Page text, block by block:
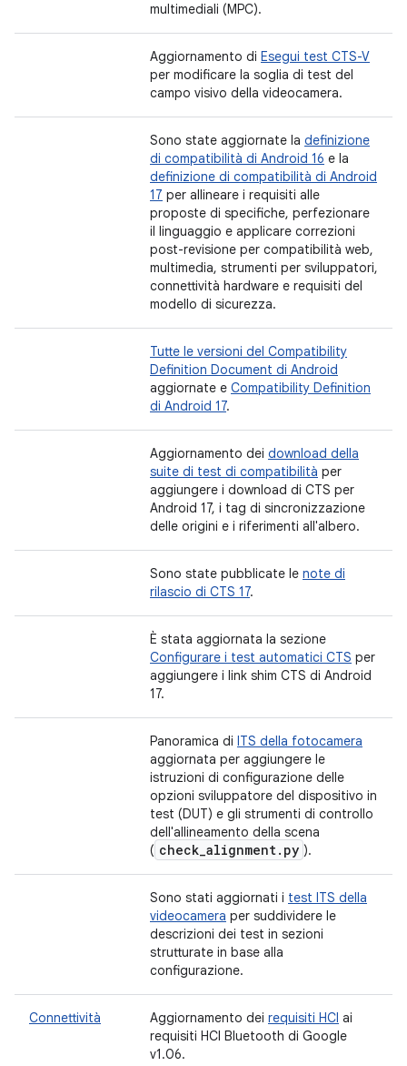
multimediali (MPC).
Aggiornamento di Esegui test CTS-V
per modificare la soglia di test del
campo visivo della videocamera.
Sono state aggiornate la definizione
di compatibilità di Android 16 e la
definizione di compatibilità di Android
17 per allineare i requisiti alle
proposte di specifiche, perfezionare
il linguaggio e applicare correzioni
post-revisione per compatibilità web,
multimedia, strumenti per sviluppatori,
connettività hardware e requisiti del
modello di sicurezza.
Tutte le versioni del Compatibility
Definition Document di Android
aggiornate e Compatibility Definition
di Android 17.
Aggiornamento dei download della
suite di test di compatibilità per
aggiungere i download di CTS per
Android 17, i tag di sincronizzazione
delle origini e i riferimenti all'albero.
Sono state pubblicate le note di
rilascio di CTS 17.
È stata aggiornata la sezione
Configurare i test automatici CTS per
aggiungere i link shim CTS di Android
17.
Panoramica di ITS della fotocamera
aggiornata per aggiungere le
istruzioni di configurazione delle
opzioni sviluppatore del dispositivo in
test (DUT) e gli strumenti di controllo
dell'allineamento della scena
( check_alignment. py ).
Sono stati aggiornati i test ITS della
videocamera per suddividere le
descrizioni dei test in sezioni
strutturate in base alla
configurazione.
Connettività Aggiornamento dei requisiti HCI ai
requisiti HCI Bluetooth di Google
v1.06.